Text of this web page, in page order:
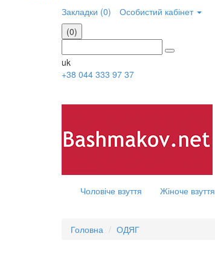
Закладки (0)
Особистий кабінет
(0)
uk
+38 044 333 97 37
Чоловіче взуття Жіноче взуття
Головна ОДЯГ